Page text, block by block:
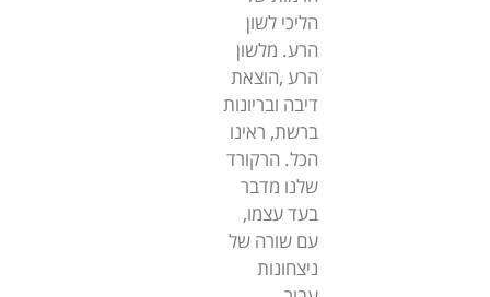
הליכי לשון
הרע. מלשון
הרע ,הוצאת
דיבה ובריונות
ברשת, ראינו
הכל. הרקורד
שלנו מדבר
בעד עצמו,
עם שורה של
ניצחונות